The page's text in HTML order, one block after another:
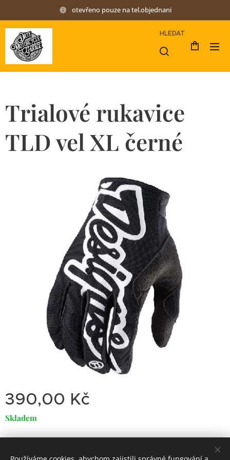
otevřeno pouze na tel.objednani
HLEDAT
Trialové rukavice
TLD vel XL černé
390,00 Kč
Skladem